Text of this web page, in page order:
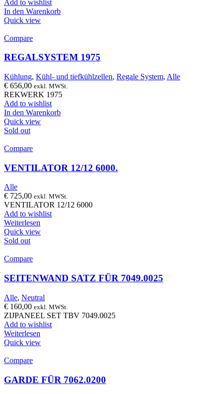
Add to wishlist
In den Warenkorb
Quick view
Compare
REGALSYSTEM 1975
Kühlung, Kühl- und tiefkühlzellen, Regale System, Alle
€ 656,00 exkl. MWSt.
REKWERK 1975
Add to wishlist
In den Warenkorb
Quick view
Sold out
Compare
VENTILATOR 12/12 6000.
Alle
€ 725,00 exkl. MWSt.
VENTILATOR 12/12 6000
Add to wishlist
Weiterlesen
Quick view
Sold out
Compare
SEITENWAND SATZ FÜR 7049.0025
Alle, Neutral
€ 160,00 exkl. MWSt.
ZIJPANEEL SET TBV 7049.0025
Add to wishlist
Weiterlesen
Quick view
Compare
GARDE FÜR 7062.0200